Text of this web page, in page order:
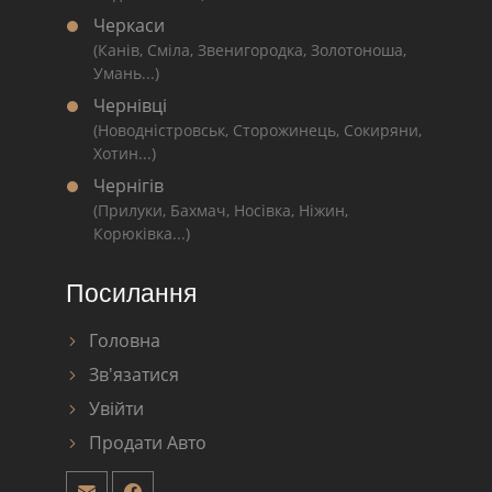
Черкаси
(Канів, Сміла, Звенигородка, Золотоноша,
Умань...)
Чернівці
(Новодністровськ, Сторожинець, Сокиряни,
Хотин...)
Чернігів
(Прилуки, Бахмач, Носівка, Ніжин,
Корюківка...)
Посилання
Головна
Зв'язатися
Увійти
Продати Авто